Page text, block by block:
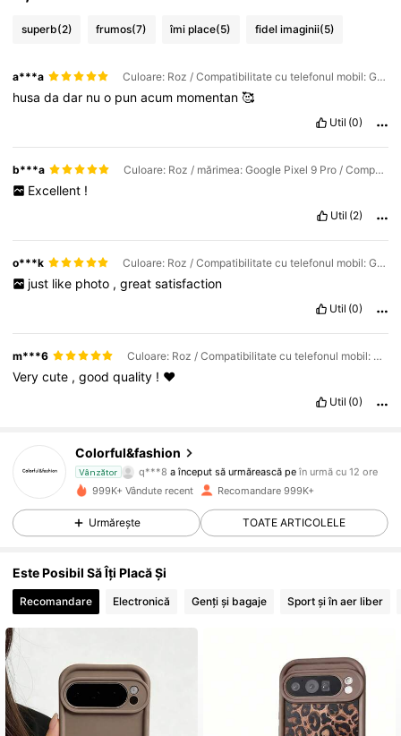
superb(2) frumos(7) îmi place(5) fidel imaginii(5)
a***a Culoare: Roz / Compatibilitate cu telefonul mobil: Google / mărimea: Google Pixel 9 Pro
husadadar nuo punacum momentan🥰
Util (0)
b***a Culoare: Roz / mărimea: Google Pixel 9 Pro / Compatibilitate cu telefonul mobil: Google
Excellent !
Util (2)
o***k Culoare: Roz / Compatibilitate cu telefonul mobil: Google / mărimea: Google Pixel 9 Pro
just like photo , great satisfaction
Util (0)
m***6 Culoare: Roz / Compatibilitate cu telefonul mobil: Google / mărimea: Google Pixel 8
Verycute ,goodquality ! ❤️
Util (0)
Colorful&fashion
Vânzător q***8 a început să urmărească pe în urmă cu 12 ore
4,88
999K+ Vândute recent Recomandare 999K+
Urmărește TOATE ARTICOLELE
Este Posibil Să Îți Placă Și
Recomandare Electronică Genți și bagaje Sport și în aer liber